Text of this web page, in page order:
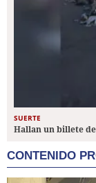
SUERTE
Hallan un billete
CONTENIDO